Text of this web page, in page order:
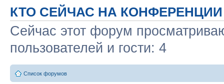
КТО СЕЙЧАС НА КОНФЕРЕНЦИИ
Сейчас этот форум
пользователей и гости: 4
Список форумов